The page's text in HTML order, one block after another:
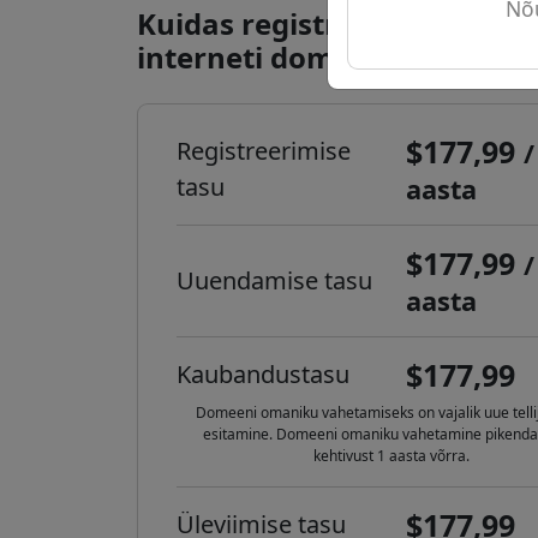
Kuidas registreerida .travel
interneti domeen?
Registreerimise
tasu
$177,99/
aasta
Uuendamise tasu $177,99/
aasta
Kaubandustasu $177,99
Domeeni omaniku vahetamiseks on vajalik uue
esitamine. Domeeni omaniku vahetamine
kehtivust 1 aasta võrra.
Üleviimise tasu $177,99